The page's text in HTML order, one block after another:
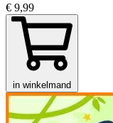
€ 9,99
in winkelmand